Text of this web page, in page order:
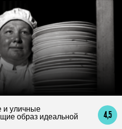
4,5
и уличные
образ идеальной